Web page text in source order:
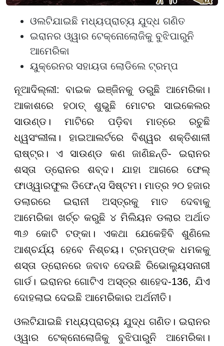
ଓଲଟିଯାଇଛି ମଧ୍ୟପ୍ରାଚ୍ୟ ଯୁଦ୍ଧ ଗଣିତ
ଇରାନର ଓ୍ୱାର ଟେକ୍ନୋଲୋଜିକୁ ବୁଝିପାରୁନି
ଆମେରିକା
ୟୁକ୍ରେନର ସହାୟତା ଲୋଡିଲେ ଟ୍ରମ୍ପ
ନୂଆଦିଲ୍ଲୀ: ବାଇକ ଇଞ୍ଜିନକୁ ଡରୁଛି ଆମେରିକା।
ଆକାଶରେ ହଠାତ୍ ଶୁଭୁଛି ମୋଟର ସାଇକେଲର
ସାଉଣ୍ଡ। ମାଟିରେ ପଡ଼ିବା ମାତ୍ରେ ରଚୁଛି
ଧ୍ୱସଂଲୀଳା। ହାଇଆଲର୍ଟରେ ବିଶ୍ୱର ଶକ୍ତିଶାଳୀ
ରାଷ୍ଟ୍ର। ଏ ସାଉଣ୍ଡ କଣ ଜାଣିଛନ୍ତି- ଇରାନର
ଶସ୍ତା ଡ୍ରୋନର ଶବ୍ଦ। ଯାହା ଆଗରେ ଫେଲ୍
ଫାଓ୍ୱାରଫୁଲ ଡିଫେନ୍ସ ସିଷ୍ଟମ। ମାତ୍ର ୨୦ ହଜାର
ଡଲାରରେ ଇରାନୀ ଅସ୍ତ୍ରକୁ ମାତ ଦେବାକୁ
ଆମେରିକା ଖର୍ଚ୍ଚ କରୁଛି ୪ ମିଲିୟନ ଡଲାର ଅର୍ଥାତ
୩୬ କୋଟି ଟଙ୍କା। ଏକଥା ଯେକେହିବି ଶୁଣିଲେ
ଆଶ୍ଚର୍ଯ୍ୟ ହେବେ ନିଶ୍ଚୟ। ଟ୍ରମ୍ପଙ୍କ ଧମକକୁ
ଶସ୍ତା ଡ୍ରୋନରେ ଜବାବ ଦେଉଛି ରିଭୋଲ୍ୟୁସନାରୀ
ଗାର୍ଡ। ଇରାନର ଗୋଟିଏ ଅସ୍ତ୍ର ଶାହେଦ-136, ଯିଏ
ଦୋହଲାଇ ଦେଇଛି ଆମେରିକାର ଅର୍ଥନୀତି।
ଓଲଟିଯାଇଛି ମଧ୍ୟପ୍ରାଚ୍ୟ ଯୁଦ୍ଧ ଗଣିତ। ଇରାନର
ଓ୍ୱାର ଟେକ୍ନୋଲୋଜିକୁ ବୁଝିପାରୁନି ଆମେରିକା।